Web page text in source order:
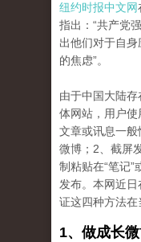
纽约时报中文网
指出：“共产党
出他们对于自
的焦虑”。
由于中国大陆
体网站，用户
文章或讯息一
微博；2、截屏
制粘贴在“笔记”
发布。本网近
证这四种方法在
1、做成长